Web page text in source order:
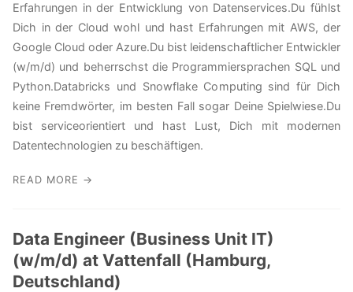
Erfahrungen in der Entwicklung von Datenservices.Du fühlst
Dich in der Cloud wohl und hast Erfahrungen mit AWS, der
Google Cloud oder Azure.Du bist leidenschaftlicher Entwickler
(w/m/d) und beherrschst die Programmiersprachen SQL und
Python.Databricks und Snowflake Computing sind für Dich
keine Fremdwörter, im besten Fall sogar Deine Spielwiese.Du
bist serviceorientiert und hast Lust, Dich mit modernen
Datentechnologien zu beschäftigen.
READ MORE →
Data Engineer (Business Unit IT)
(w/m/d) at Vattenfall (Hamburg,
Deutschland)